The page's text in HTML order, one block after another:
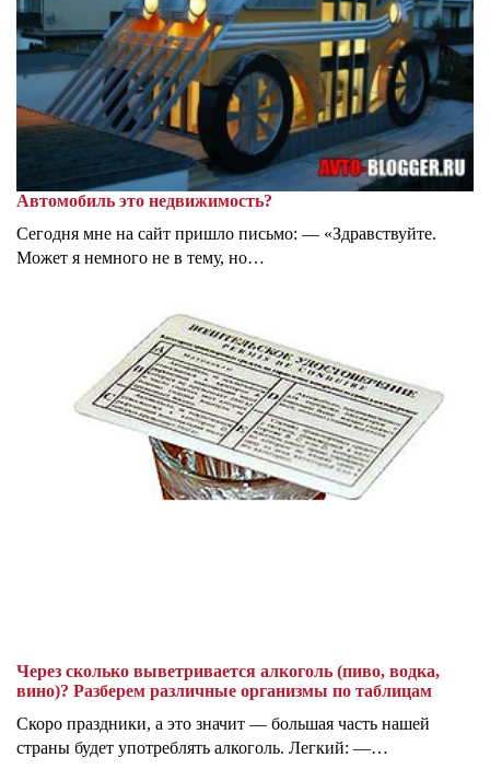
Автомобиль это недвижимость?
Сегодня мне на сайт пришло письмо: — «Здравствуйте.
Может я немного не в тему, но…
Через сколько выветривается алкоголь (пиво, водка,
вино)? Разберем различные организмы по таблицам
Скоро праздники, а это значит — большая часть нашей
страны будет употреблять алкоголь. Легкий: —…